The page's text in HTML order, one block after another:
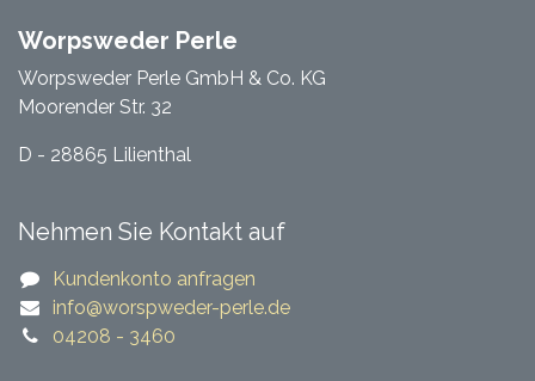
Worpsweder Perle
Worpsweder Perle GmbH & Co. KG
Moorender Str. 32
D - 28865 Lilienthal
Nehmen Sie Kontakt auf
Kundenkonto anfragen
​​info@worspweder-perle.de​​
04208 - 3460